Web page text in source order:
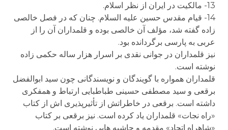
13- مالکیت در ایران از نظر اسلام.
14- قیام مقدس حسین علیه السلام. چنان که در فصل خالصی
زاده گفته شد، مؤلف آن خالصی بوده و قلمداران آن را از
عربی به پارسی برگردانده بود.
نیز قلمداران در جوانی نقدی بر اسرار هزار ساله حکمی زاده
نوشته است.
قلمداران همواره با گویندگان و نویسندگانی چون سید ابوالفضل
برقعی و سید مصطفی حسینی طباطبایی ارتباط و همفکری
داشته است. برقعی در خاطراتش از تأثیرپذیری اش از کتاب
«راه نجات» قلمداران یاد کرده است. نیز برقعی بر کتاب
«شاهراه اتحاد» مقدمه و حاشیه هایی نوشته است.